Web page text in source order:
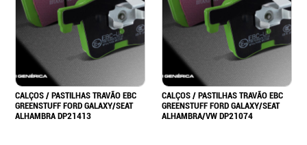
CALÇOS / PASTILHAS TRAVÃO EBC
GREENSTUFF FORD GALAXY/SEAT
ALHAMBRA DP21413
CALÇOS / PASTILHAS TRAVÃO EBC
GREENSTUFF FORD GALAXY/SEAT
ALHAMBRA/VW DP21074